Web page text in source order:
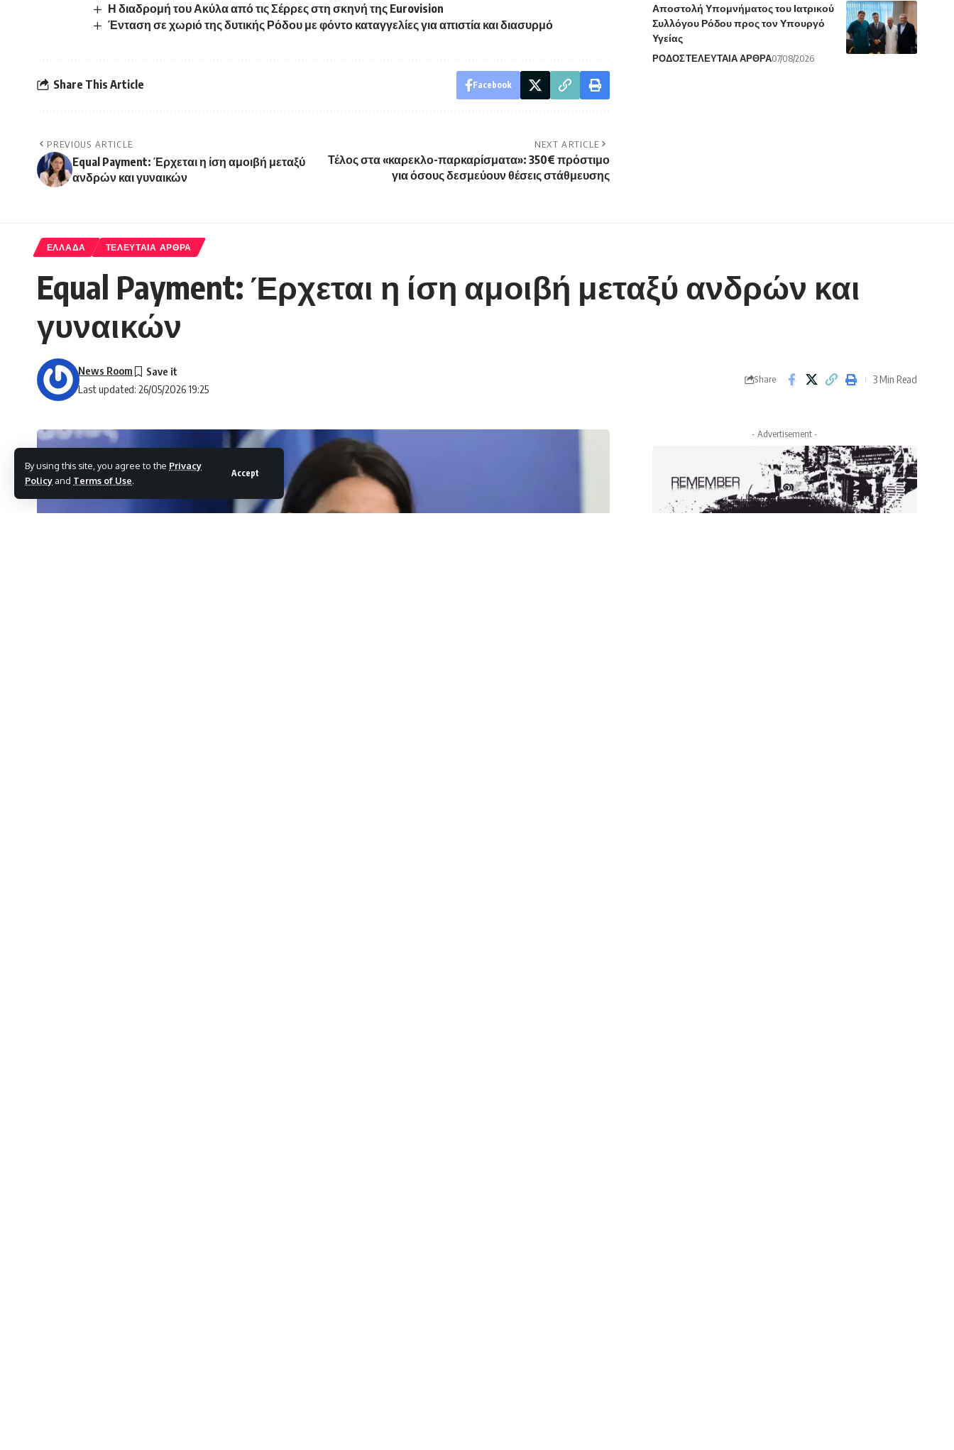
By using this site, you agree to the Privacy
Policy and Terms of Use.
Accept
Η διαδρομή του Ακύλα από τις Σέρρες στη σκηνή της Eurovision
Ένταση σε χωριό της δυτικής Ρόδου με φόντο καταγγελίες για απιστία και διασυρμό
Share This Article Facebook
PREVIOUS ARTICLE
Equal Payment: Έρχεται η ίση αμοιβή μεταξύ
ανδρών και γυναικών
NEXT ARTICLE
Τέλος στα «καρεκλο-παρκαρίσματα»: 350€ πρόστιμο
για όσους δεσμεύουν θέσεις στάθμευσης
Αποστολή Υπομνήματος του Ιατρικού
Συλλόγου Ρόδου προς τον Υπουργό
Υγείας
ΡΟΔΟΣΤΕΛΕΥΤΑΙΑ ΑΡΘΡΑ07/08/2026
ΕΛΛΑΔΑ ΤΕΛΕΥΤΑΙΑ ΑΡΘΡΑ
Equal Payment: Έρχεται η ίση αμοιβή μεταξύ ανδρών και
γυναικών
Last updated: 26/05/2026 19:25
News Room
Share 3 Min Read
- Advertisement -